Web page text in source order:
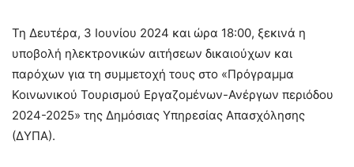
Τη Δευτέρα, 3 Ιουνίου 2024 και ώρα 18:00, ξεκινά η
υποβολή ηλεκτρονικών αιτήσεων δικαιούχων και
παρόχων για τη συμμετοχή τους στο «Πρόγραμμα
Κοινωνικού Τουρισμού Εργαζομένων-Ανέργων περιόδου
2024-2025» της Δημόσιας Υπηρεσίας Απασχόλησης
(ΔΥΠΑ).